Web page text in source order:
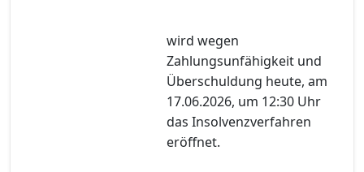
wird wegen
Zahlungsunfähigkeit und
Überschuldung heute, am
17.06.2026, um 12:30 Uhr
das Insolvenzverfahren
eröffnet.